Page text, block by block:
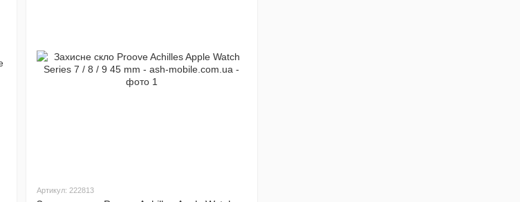
Артикул: 222813